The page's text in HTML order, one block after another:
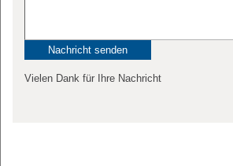
Vielen Dank für Ihre Nachricht